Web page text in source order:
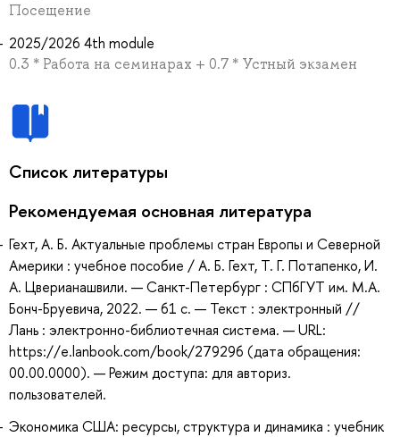
Посещение
2025/2026 4th module
0.3 * Работа на семинарах + 0.7 * Устный экзамен
Список литературы
Рекомендуемая основная литература
Гехт, А. Б. Актуальные проблемы стран Европы и Северной
Америки : учебное пособие / А. Б. Гехт, Т. Г. Потапенко, И.
А. Цверианашвили. — Санкт-Петербург : СПбГУТ им. М.А.
Бонч-Бруевича, 2022. — 61 с. — Текст : электронный //
Лань : электронно-библиотечная система. — URL:
https://e.lanbook.com/book/279296 (дата обращения:
00.00.0000). — Режим доступа: для авториз.
пользователей.
Экономика США: ресурсы, структура и динамика : учебник